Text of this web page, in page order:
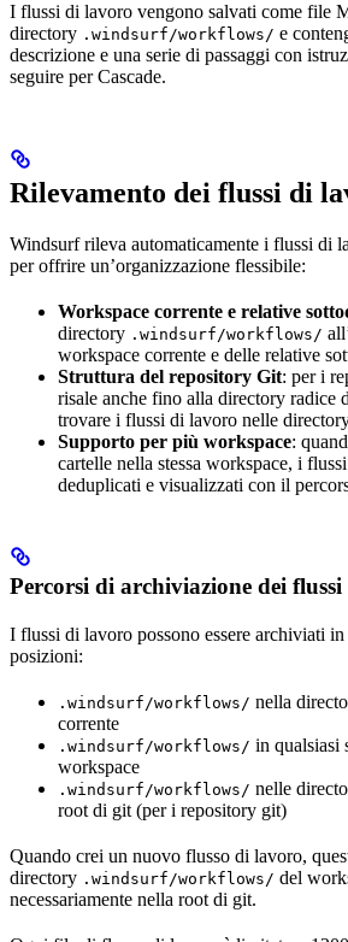
I flussi di lavoro vengono salvati come file
directory .windsurf/workflows/ e
descrizione e una serie di passaggi con
seguire per Cascade.
Rilevamento dei flussi di
Windsurf rileva automaticamente i flussi di
per offrire un’organizzazione flessibile:
Workspace corrente e relative
directory .windsurf/workflows/
workspace corrente e delle relative
Struttura del repository Git: per i
risale anche fino alla directory radice
trovare i flussi di lavoro nelle
Supporto per più workspace:
cartelle nella stessa workspace, i
deduplicati e visualizzati con il
Percorsi di archiviazione dei
I flussi di lavoro possono essere archiviati
posizioni:
.windsurf/workflows/ nella
corrente
.windsurf/workflows/ in qualsiasi
workspace
.windsurf/workflows/ nelle
root di git (per i repository git)
Quando crei un nuovo flusso di lavoro,
directory .windsurf/workflows/ del
necessariamente nella root di git.